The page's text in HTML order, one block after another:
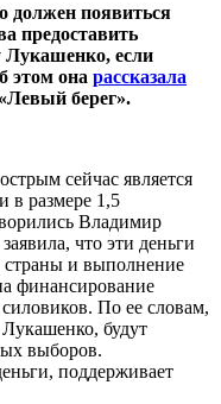
должен появиться
предоставить
Лукашенко, если
этом она рассказала
берег».
сейчас является
в размере 1,5
Владимир
что эти деньги
страны и выполнение
финансирование
По ее словам,
Лукашенко, будут
выборов.
поддерживает